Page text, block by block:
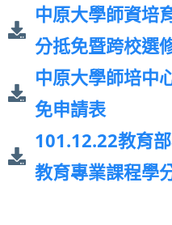
中原大學師資培
分抵免暨跨校選
中原大學師培中
免申請表
101.12.22教育
教育專業課程學